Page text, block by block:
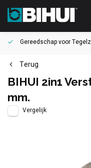
Gereedschap voor
Terug
BIHUI 2in1
mm.
Vergelijk